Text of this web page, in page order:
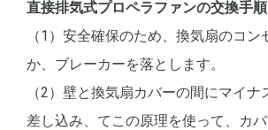
直接排気式プロペラファンの交換手順
（1）安全確保のため、換気扇のコン
か、ブレーカーを落とします。
（2）壁と換気扇カバーの間にマイナ
差し込み、てこの原理を使って、カ